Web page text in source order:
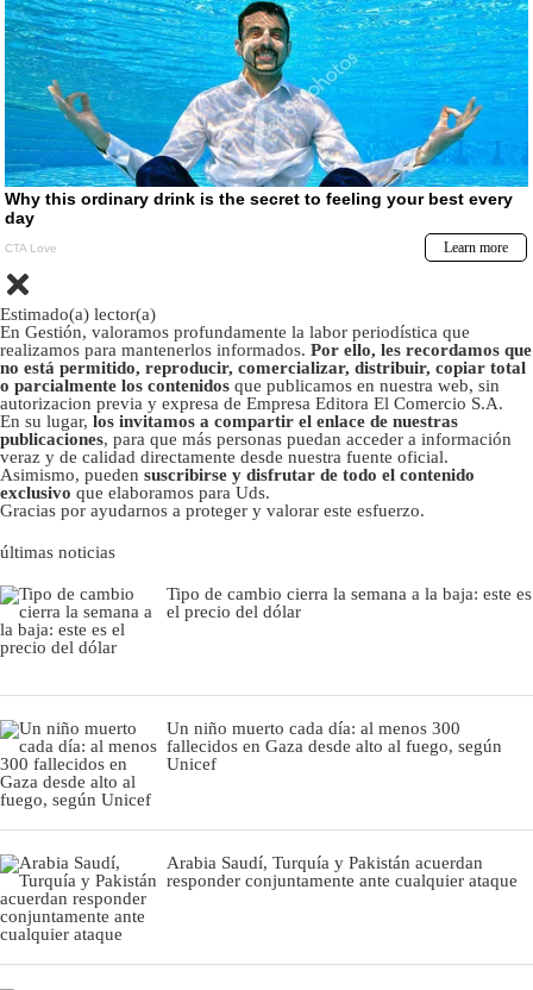
Estimado(a) lector(a)
En Gestión, valoramos profundamente la labor periodística que
realizamos para mantenerlos informados. Por ello, les recordamos que
no está permitido, reproducir, comercializar, distribuir, copiar total
o parcialmente los contenidos que publicamos en nuestra web, sin
autorizacion previa y expresa de Empresa Editora El Comercio S.A.
En su lugar, los invitamos a compartir el enlace de nuestras
publicaciones, para que más personas puedan acceder a información
veraz y de calidad directamente desde nuestra fuente oficial.
Asimismo, pueden suscribirse y disfrutar de todo el contenido
exclusivo que elaboramos para Uds.
Gracias por ayudarnos a proteger y valorar este esfuerzo.
últimas noticias
Tipo de cambio cierra la semana a la baja: este es
el precio del dólar
Un niño muerto cada día: al menos 300
fallecidos en Gaza desde alto al fuego, según
Unicef
Arabia Saudí, Turquía y Pakistán acuerdan
responder conjuntamente ante cualquier ataque